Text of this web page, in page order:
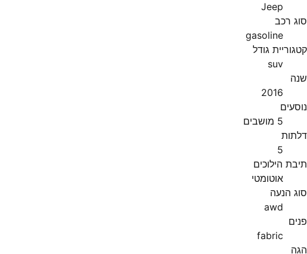
Jeep
סוג רכב
gasoline
קטגוריית גודל
suv
שנה
2016
נוסעים
5 מושבים
דלתות
5
תיבת הילוכים
אוטומטי
סוג הנעה
awd
פנים
fabric
הגה